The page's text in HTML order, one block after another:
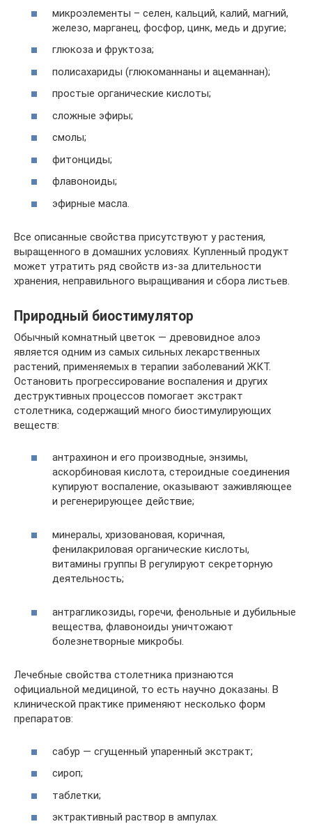
микроэлементы – селен, кальций, калий, магний,
железо, марганец, фосфор, цинк, медь и другие;
глюкоза и фруктоза;
полисахариды (глюкоманнаны и ацеманнан);
простые органические кислоты;
сложные эфиры;
смолы;
фитонциды;
флавоноиды;
эфирные масла.
Все описанные свойства присутствуют у растения,
выращенного в домашних условиях. Купленный продукт
может утратить ряд свойств из-за длительности
хранения, неправильного выращивания и сбора листьев.
Природный биостимулятор
Обычный комнатный цветок — древовидное алоэ
является одним из самых сильных лекарственных
растений, применяемых в терапии заболеваний ЖКТ.
Остановить прогрессирование воспаления и других
деструктивных процессов помогает экстракт
столетника, содержащий много биостимулирующих
веществ:
антрахинон и его производные, энзимы,
аскорбиновая кислота, стероидные соединения
купируют воспаление, оказывают заживляющее
и регенерирующее действие;
минералы, хризовановая, коричная,
фенилакриловая органические кислоты,
витамины группы В регулируют секреторную
деятельность;
антрагликозиды, горечи, фенольные и дубильные
вещества, флавоноиды уничтожают
болезнетворные микробы.
Лечебные свойства столетника признаются
официальной медициной, то есть научно доказаны. В
клинической практике применяют несколько форм
препаратов:
сабур — сгущенный упаренный экстракт;
сироп;
таблетки;
эктрактивный раствор в ампулах.